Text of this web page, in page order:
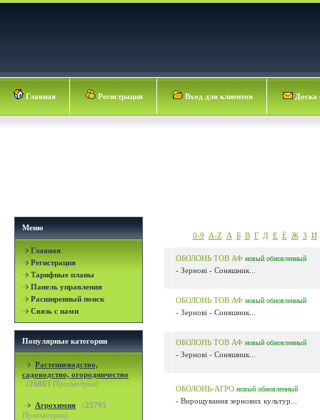
Главная Регистрация Вход для клиентов Доска
Меню
Главная
Регистрация
Тарифные планы
Панель управления
Расширенный поиск
Связь с нами
Популярные категории
Растениеводство,
садоводство, огородничество
(26063 Просмотров)
Агрохимия (25795
Просмотров)
0-9 A-Z А Б В Г Д Е Ё Ж З И
ОБОЛОНЬ ТОВ АФ новый обновленный
- Зернові - Соняшник...
ОБОЛОНЬ ТОВ АФ новый обновленный
- Зернові - Соняшник...
ОБОЛОНЬ ТОВ АФ новый обновленный
- Зернові - Соняшник...
ОБОЛОНЬ-АГРО новый обновленный
- Вирощування зернових культур...